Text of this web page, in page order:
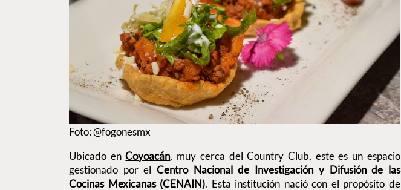
Foto: @fogonesmx
Ubicado enCoyoacán, muy cerca del Country Club, este es un espacio
gestionado por elCentro Nacional de Investigación y Difusión de las
Cocinas Mexicanas (CENAIN). Esta institución nació con el propósito de